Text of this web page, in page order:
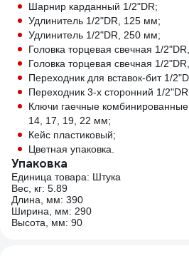
Шарнир карданный 1/2"DR;
Удлинитель 1/2"DR, 125 мм;
Удлинитель 1/2"DR, 250 мм;
Головка торцевая свечная 1/
Головка торцевая свечная 1/
Переходник для вставок-бит 1/
Переходник 3-х сторонний 1/
Ключи гаечные
14, 17, 19, 22 мм;
Кейс пластиковый;
Цветная упаковка.
Упаковка
Единица товара: Штука
Вес, кг: 5.89
Длина, мм: 390
Ширина, мм: 290
Высота, мм: 90